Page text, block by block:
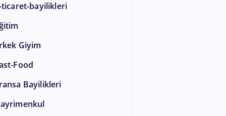
ticaret-bayilikleri
Giyim
Food
Bayilikleri